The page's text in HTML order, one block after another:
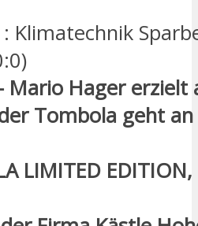
Klimatechnik
Mario Hager erzielt
Tombola geht an
LIMITED